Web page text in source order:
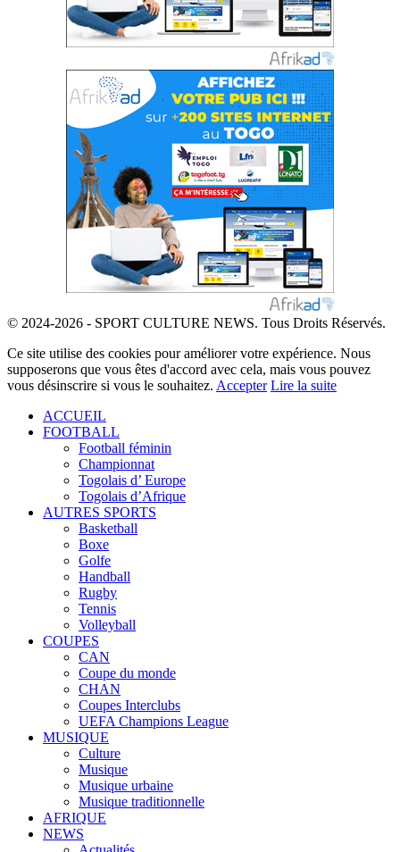
© 2024-2026 - SPORT CULTURE NEWS. Tous Droits Réservés.
Ce site utilise des cookies pour améliorer votre expérience. Nous
supposerons que vous êtes d'accord avec cela, mais vous pouvez
vous désinscrire si vous le souhaitez. Accepter Lire la suite
ACCUEIL
FOOTBALL
Football féminin
Championnat
Togolais d’ Europe
Togolais d’Afrique
AUTRES SPORTS
Basketball
Boxe
Golfe
Handball
Rugby
Tennis
Volleyball
COUPES
CAN
Coupe du monde
CHAN
Coupes Interclubs
UEFA Champions League
MUSIQUE
Culture
Musique
Musique urbaine
Musique traditionnelle
AFRIQUE
NEWS